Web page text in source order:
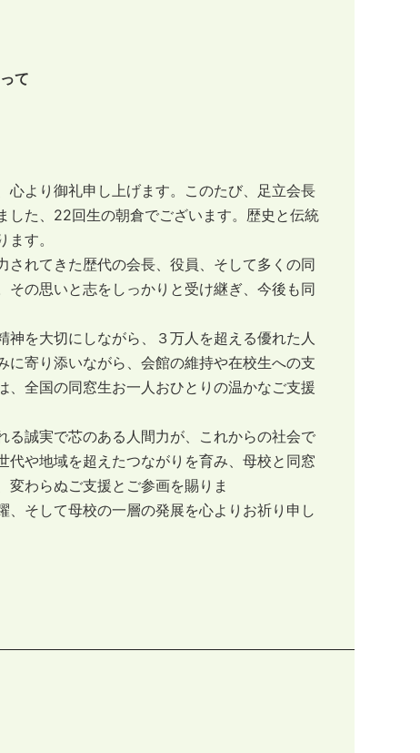
て
より御礼申し上げます。このたび、足立会長
した、22回生の朝倉でございます。歴史と伝統
す。
れてきた歴代の会長、役員、そして多くの同
の思いと志をしっかりと受け継ぎ、今後も同
を大切にしながら、３万人を超える優れた人
寄り添いながら、会館の維持や在校生への支
全国の同窓生お一人おひとりの温かなご支援
誠実で芯のある人間力が、これからの社会で
代や地域を超えたつながりを育み、母校と同窓
わらぬご支援とご参画を賜りま
そして母校の一層の発展を心よりお祈り申し